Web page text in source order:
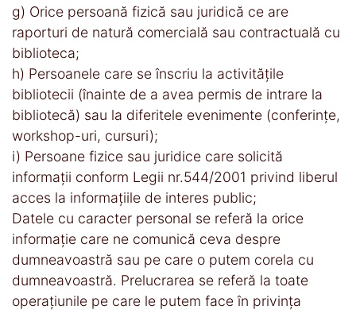
g) Orice persoană fizică sau juridică ce are
raporturi de natură comercială sau contractuală cu
biblioteca;
h) Persoanele care se înscriu la activitățile
bibliotecii (înainte de a avea permis de intrare la
bibliotecă) sau la diferitele evenimente (conferințe,
workshop-uri, cursuri);
i) Persoane fizice sau juridice care solicită
informații conform Legii nr.544/2001 privind liberul
acces la informațiile de interes public;
Datele cu caracter personal se referă la orice
informație care ne comunică ceva despre
dumneavoastră sau pe care o putem corela cu
dumneavoastră. Prelucrarea se referă la toate
operațiunile pe care le putem face în privința